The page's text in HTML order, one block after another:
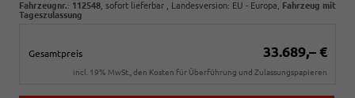
Fahrzeugnr.: 112548 sofort lieferbar , Landesversion: EU - Europa, Fahrzeug mit
Tageszulassung
Gesamtpreis 33.689,– €
incl. 19% MwSt., den Kosten für Überführung und Zulassungspapieren